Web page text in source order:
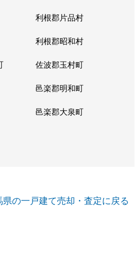
利根郡片品村
利根郡昭和村
佐波郡玉村町
邑楽郡明和町
邑楽郡大泉町
県の一戸建て売却・査定に戻る